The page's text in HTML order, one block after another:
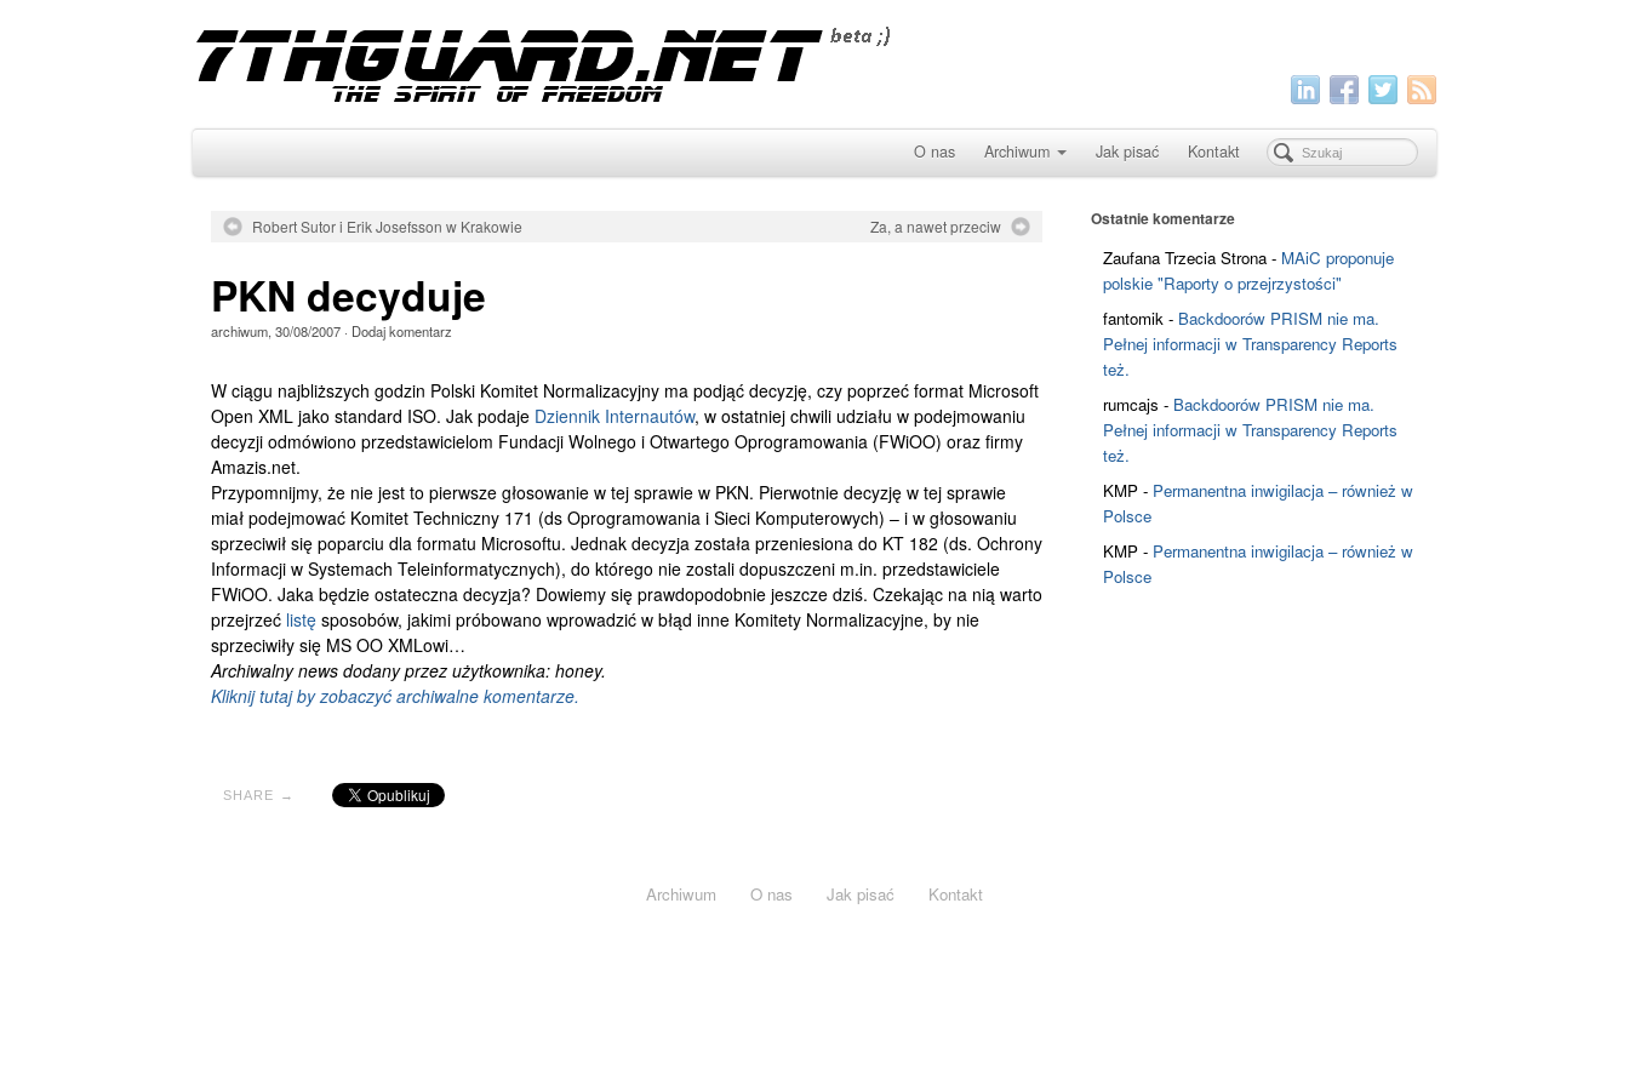
O nas Archiwum Jak pisać Kontakt
Robert Sutor i Erik Josefsson w Krakowie Za, a nawet przeciw
PKN decyduje
archiwum,30/08/2007 · Dodaj komentarz
W ciągu najbliższych godzin Polski Komitet Normalizacyjny ma podjąć decyzję, czy poprzeć format Microsoft
Open XML jako standard ISO. Jak podaje Dziennik Internautów, w ostatniej chwili udziału w podejmowaniu
decyzji odmówiono przedstawicielom Fundacji Wolnego i Otwartego Oprogramowania (FWiOO) oraz firmy
Amazis.net.
Przypomnijmy, że nie jest to pierwsze głosowanie w tej sprawie w PKN. Pierwotnie decyzję w tej sprawie
miał podejmować Komitet Techniczny 171 (ds Oprogramowania i Sieci Komputerowych) – i w głosowaniu
sprzeciwił się poparciu dla formatu Microsoftu. Jednak decyzja została przeniesiona do KT 182 (ds. Ochrony
Informacji w Systemach Teleinformatycznych), do którego nie zostali dopuszczeni m.in. przedstawiciele
FWiOO. Jaka będzie ostateczna decyzja? Dowiemy się prawdopodobnie jeszcze dziś. Czekając na nią warto
przejrzeć listę sposobów, jakimi próbowano wprowadzić w błąd inne Komitety Normalizacyjne, by nie
sprzeciwiły się MS OO XMLowi…
Archiwalny news dodany przez użytkownika: honey.
Kliknij tutaj by zobaczyć archiwalne komentarze.
SHARE →
Ostatnie komentarze
Zaufana Trzecia Strona- MAiC proponuje
polskie "Raporty o przejrzystości"
fantomik- Backdoorów PRISM nie ma.
Pełnej informacji w Transparency Reports
też.
rumcajs - Backdoorów PRISM nie ma.
Pełnej informacji w Transparency Reports
też.
KMP- Permanentna inwigilacja – również w
Polsce
KMP- Permanentna inwigilacja – również w
Polsce
Archiwum O nas Jak pisać Kontakt